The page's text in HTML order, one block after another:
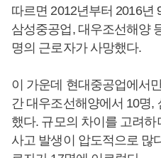
따르면 2012년부터 2016년
삼성중공업, 대우조선해양
명의 근로자가 사망했다.
이 가운데 현대중공업에서
간 대우조선해양에서 10명,
했다. 규모의 차이를 고려
사고 발생이 압도적으로 많